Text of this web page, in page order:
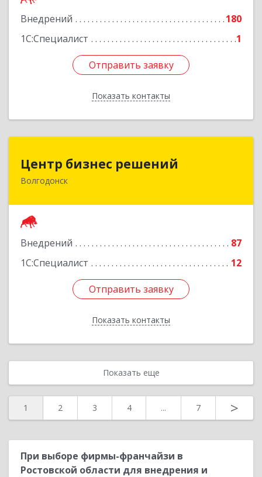
Внедрений
180
1С:Специалист
1
Отправить заявку
Показать контакты
Подробнее
Отправить заявку
Назад
Центр бизнес решений
Волгодонск
Внедрений
87
1С:Специалист
12
Отправить заявку
Показать контакты
Центр бизнес решений
347375, Ростовская обл, Волгодонск г,
Отправить заявку
Назад
Показать еще
1 2 3 4 ... 7 >
При выборе фирмы-франчайзи в
Ростовской области для внедрения и